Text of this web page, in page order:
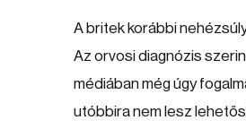
A britek korábbi
Az orvosi diagnózis
médiában még úgy
utóbbira nem lesz